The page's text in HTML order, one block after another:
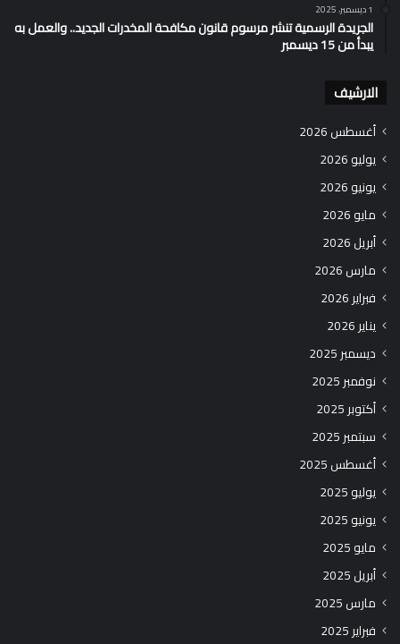
1 ديسمبر، 2025
الجريدة الرسمية تنشر مرسوم قانون مكافحة المخدرات الجديد.. والعمل به
يبدأ من 15 ديسمبر
الارشيف
أغسطس 2026
يوليو 2026
يونيو 2026
مايو 2026
أبريل 2026
مارس 2026
فبراير 2026
يناير 2026
ديسمبر 2025
نوفمبر 2025
أكتوبر 2025
سبتمبر 2025
أغسطس 2025
يوليو 2025
يونيو 2025
مايو 2025
أبريل 2025
مارس 2025
فبراير 2025